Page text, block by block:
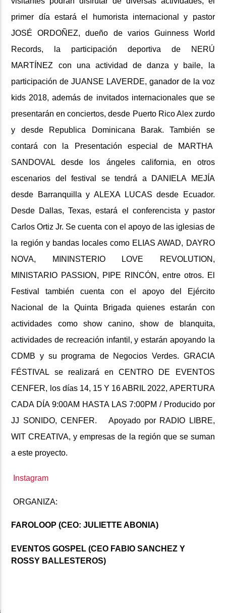
primer día estará el humorista internacional y pastor
JOSÉ ORDOÑEZ, dueño de varios Guinness World
Records, la participación deportiva de NERÚ
MARTÍNEZ con una actividad de danza y baile, la
participación de JUANSE LAVERDE, ganador de la voz
kids 2018, además de invitados internacionales que se
presentarán en conciertos, desde Puerto Rico Alex zurdo
y desde Republica Dominicana Barak. También se
contará con la Presentación especial de MARTHA
SANDOVAL desde los ángeles california, en otros
escenarios del festival se tendrá a DANIELA MEJÍA
desde Barranquilla y ALEXA LUCAS desde Ecuador.
Desde Dallas, Texas, estará el conferencista y pastor
Carlos Ortiz Jr. Se cuenta con el apoyo de las iglesias de
la región y bandas locales como ELIAS AWAD, DAYRO
NOVA, MININSTERIO LOVE REVOLUTION,
MINISTARIO PASSION, PIPE RINCÓN, entre otros. El
Festival también cuenta con el apoyo del Ejército
Nacional de la Quinta Brigada quienes estarán con
actividades como show canino, show de blanquita,
actividades de recreación infantil, y estarán apoyando la
CDMB y su programa de Negocios Verdes. GRACIA
FÉSTIVAL se realizará en CENTRO DE EVENTOS
CENFER, los días 14, 15 Y 16 ABRIL 2022, APERTURA
CADA DÍA 9:00AM HASTA LAS 7:00PM / Producido por
JJ SONIDO, CENFER.
Apoyado por RADIO LIBRE,
WIT CREATIVA, y empresas de la región que se suman
a este proyecto.
Instagram
ORGANIZA:
FAROLOOP (CEO: JULIETTE ABONIA)
EVENTOS GOSPEL (CEO FABIO SANCHEZ Y
ROSSY BALLESTEROS)